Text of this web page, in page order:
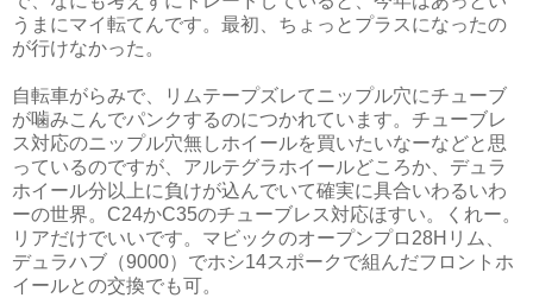
うまにマイ転てんです。最初、ちょっとプラスになったの
が行けなかった。
自転車がらみで、リムテープズレてニップル穴にチューブ
が噛みこんでパンクするのにつかれています。チューブレ
ス対応のニップル穴無しホイールを買いたいなーなどと思
っているのですが、アルテグラホイールどころか、デュラ
ホイール分以上に負けが込んでいて確実に具合いわるいわ
ーの世界。C24かC35のチューブレス対応ほすい。くれー。
リアだけでいいです。マビックのオープンプロ28Hリム、
デュラハブ（9000）でホシ14スポークで組んだフロントホ
イールとの交換でも可。